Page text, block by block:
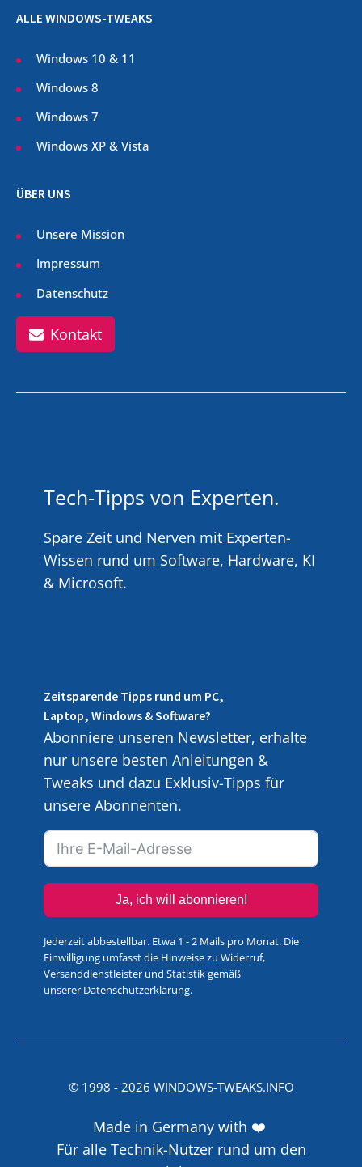
ALLE WINDOWS-TWEAKS
Windows 10 & 11
Windows 8
Windows 7
Windows XP & Vista
ÜBER UNS
Unsere Mission
Impressum
Datenschutz
Kontakt
Tech-Tipps von Experten.
Spare Zeit und Nerven mit Experten-
Wissen rund um Software, Hardware, KI
& Microsoft.
Zeitsparende Tipps rund um PC,
Laptop, Windows & Software?
Abonniere unseren Newsletter, erhalte
nur unsere besten Anleitungen &
Tweaks und dazu Exklusiv-Tipps für
unsere Abonnenten.
Ja, ich will abonnieren!
Jederzeit abbestellbar. Etwa 1 - 2 Mails pro Monat. Die
Einwilligung umfasst die Hinweise zu Widerruf,
Versanddienstleister und Statistik gemäß
unserer Datenschutzerklärung.
© 1998 - 2026 WINDOWS-TWEAKS.INFO
Made in Germany with ❤️
Für alle Technik-Nutzer rund um den